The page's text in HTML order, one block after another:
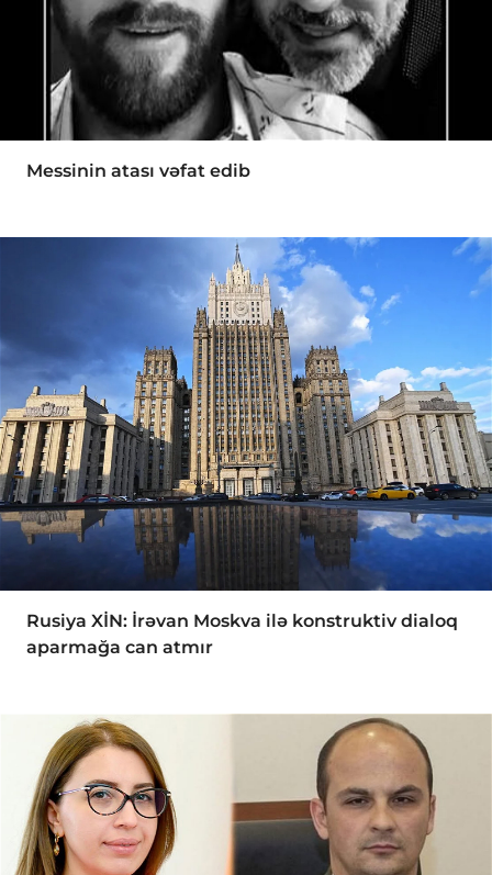
Messinin atası vəfat edib
Rusiya XİN: İrəvan Moskva ilə konstruktiv dialoq
aparmağa can atmır